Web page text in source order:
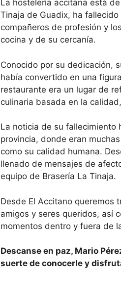
La hostelería accitana está
Tinaja de Guadix, ha
compañeros de profesión y
cocina y de su cercanía.
Conocido por su dedicación,
había convertido en una
restaurante era un lugar de
culinaria basada en la
La noticia de su fallecimiento
provincia, donde eran
como su calidad humana.
llenado de mensajes de
equipo de Brasería La Tinaja.
Desde El Accitano queremos
amigos y seres queridos, así
momentos dentro y fuera de
Descanse en paz, Mario
suerte de conocerle y